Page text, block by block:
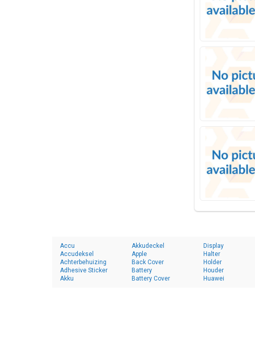
Accu
Accudeksel
Achterbehuizing
Adhesive Sticker
Akku
Akkudeckel
Apple
Back Cover
Battery
Battery Cover
Display
Halter
Holder
Houder
Huawei